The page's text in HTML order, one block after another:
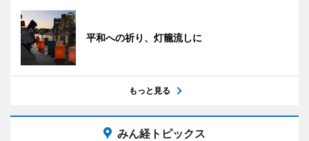
平和への祈り、灯籠流しに
もっと見る
みん経トピックス